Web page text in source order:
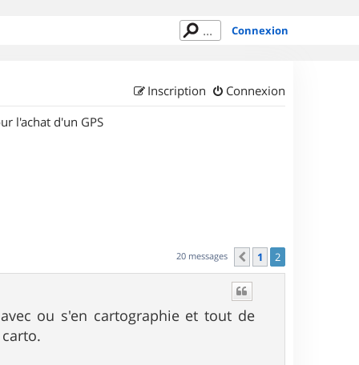
Connexion
Connexion
Inscription
l'achat d'un GPS
20 messages Précédent
1 2
ou s'en cartographie et tout de